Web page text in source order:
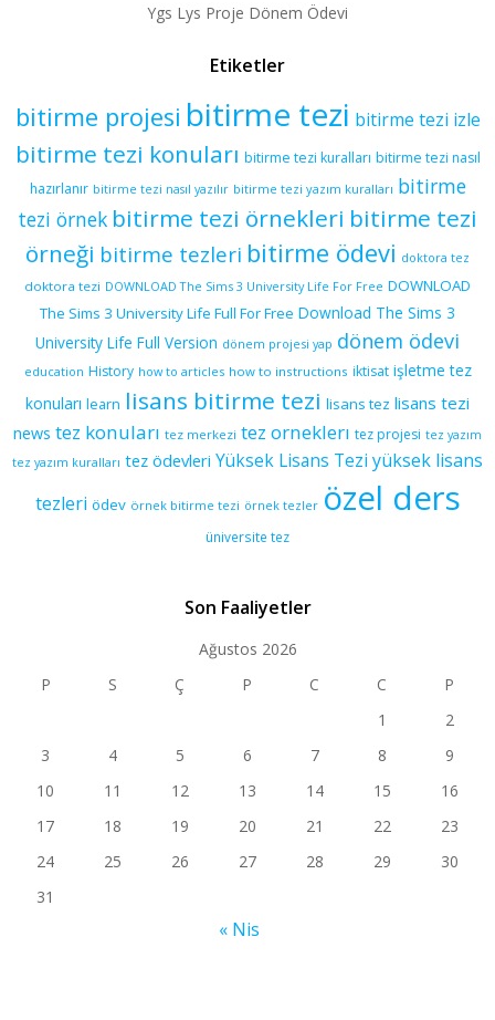
Ygs Lys Proje Dönem Ödevi
Etiketler
bitirme projesi bitirme tezi bitirme tezi izle
bitirme tezi konuları bitirme tezi kuralları bitirme tezi nasıl
hazırlanır bitirme tezi nasıl yazılır bitirme tezi yazım kuralları bitirme
tezi örnek bitirme tezi örnekleri bitirme tezi
örneği bitirme tezleri bitirme ödevi doktora tez
doktora tezi DOWNLOAD The Sims 3 University Life For Free DOWNLOAD
The Sims 3 University Life Full For Free Download The Sims 3
University Life Full Version dönem projesi yap dönem ödevi
education History how to articles how to instructions iktisat işletme tez
konuları learn lisans bitirme tezi lisans tez lisans tezi
news tez konuları tez merkezi tez orneklerı tez projesi tez yazım
tez yazım kuralları tez ödevleri Yüksek Lisans Tezi yüksek lisans
tezleri ödev örnek bitirme tezi örnek tezler özel ders
üniversite tez
Son Faaliyetler
Ağustos 2026
P
S Ç P C C
P
1
2
3
4 5 6 7 8
9
10
11 12 13 14 15
16
17
18 19 20 21 22
23
24
25 26 27 28 29
30
31
« Nis